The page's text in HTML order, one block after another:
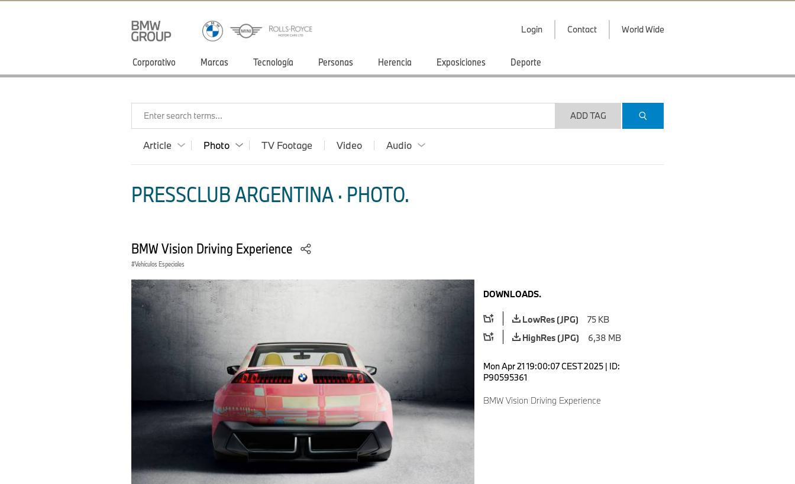
Login Contact World Wide
Corporativo Marcas Tecnología Personas Herencia Exposiciones Deporte
Enter search terms... ADD TAG
Article Photo TV Footage Video Audio
PRESSCLUB ARGENTINA · PHOTO.
BMW Vision Driving Experience
Vehículos Especiales
DOWNLOADS.
LowRes (JPG)
75 KB
HighRes (JPG)
6,38 MB
Mon Apr 21 19:00:07 CEST 2025 | ID:
P90595361
BMW Vision Driving Experience